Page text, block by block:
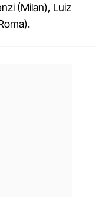
(Milan), Luiz